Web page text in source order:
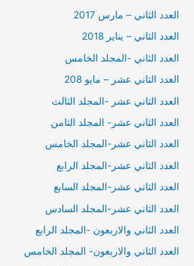
العدد الثاني – مارس 2017
العدد الثاني – يناير 2018
العدد الثاني -المجلد الخامس
العدد الثاني عشر – مايو 208
العدد الثاني عشر -المجلد الثالث
العدد الثاني عشر- المجلد الثامن
العدد الثاني عشر-المجلد الخامس
العدد الثاني عشر-المجلد الرابع
العدد الثاني عشر-المجلد السابع
العدد الثاني عشر-المجلد السادس
العدد الثاني والاربعون -المجلد الرابع
العدد الثاني والاربعون- المجلد الخامس